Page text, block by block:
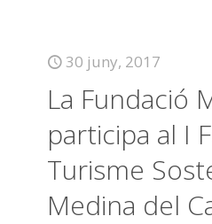
30 juny, 2017
La Fundació
participa al I
Turisme
Medina del